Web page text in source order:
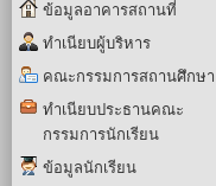
ข้อมูลอาคารสถานที่
ทำเนียบผู้บริหาร
คณะกรรมการสถานศึกษา
ทำเนียบประธานคณะ
กรรมการนักเรียน
ข้อมูลนักเรียน